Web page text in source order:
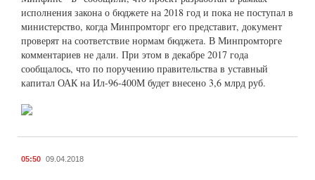
исполнения закона о бюджете на 2018 год и пока не поступал в
министерство, когда Минпромторг его представит, документ
проверят на соответствие нормам бюджета. В Минпромторге
комментариев не дали. При этом в декабре 2017 года
сообщалось, что по поручению правительства в уставный
капитал ОАК на Ил-96-400М будет внесено 3,6 млрд руб.
05:50 09.04.2018